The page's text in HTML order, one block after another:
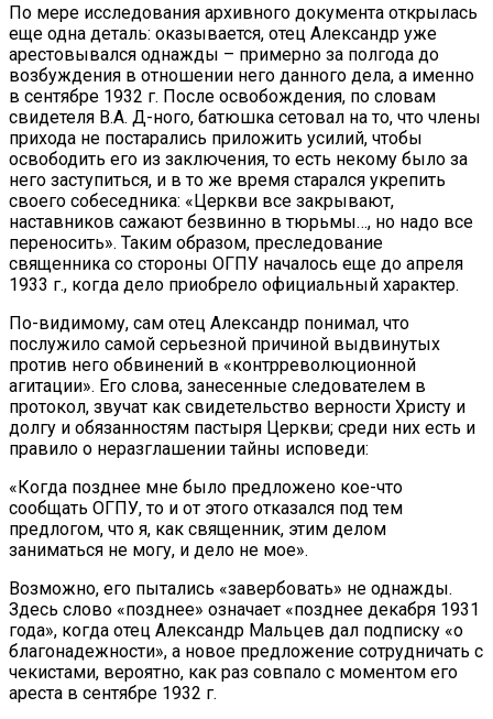
По мере исследования архивного документа открылась
еще одна деталь: оказывается, отец Александр уже
арестовывался однажды – примерно за полгода до
возбуждения в отношении него данного дела, а именно
в сентябре 1932 г. После освобождения, по словам
свидетеля В.А. Д-ного, батюшка сетовал на то, что члены
прихода не постарались приложить усилий, чтобы
освободить его из заключения, то есть некому было за
него заступиться, и в то же время старался укрепить
своего собеседника: «Церкви все закрывают,
наставников сажают безвинно в тюрьмы…, но надо все
переносить». Таким образом, преследование
священника со стороны ОГПУ началось еще до апреля
1933 г., когда дело приобрело официальный характер.
По-видимому, сам отец Александр понимал, что
послужило самой серьезной причиной выдвинутых
против него обвинений в «контрреволюционной
агитации». Его слова, занесенные следователем в
протокол, звучат как свидетельство верности Христу и
долгу и обязанностям пастыря Церкви; среди них есть и
правило о неразглашении тайны исповеди:
«Когда позднее мне было предложено кое-что
сообщать ОГПУ, то и от этого отказался под тем
предлогом, что я, как священник, этим делом
заниматься не могу, и дело не мое».
Возможно, его пытались «завербовать» не однажды.
Здесь слово «позднее» означает «позднее декабря 1931
года», когда отец Александр Мальцев дал подписку «о
благонадежности», а новое предложение сотрудничать с
чекистами, вероятно, как раз совпало с моментом его
ареста в сентябре 1932 г.